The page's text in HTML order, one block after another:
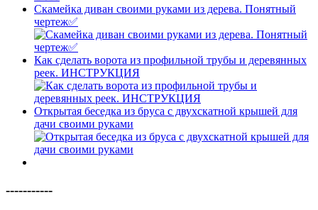
Скамейка диван своими руками из дерева. Понятный
чертеж✅
Как сделать ворота из профильной трубы и деревянных
реек. ИНСТРУКЦИЯ
Открытая беседка из бруса с двухскатной крышей для
дачи своими руками
-----------